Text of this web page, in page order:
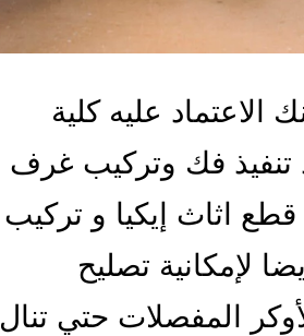
الاعتماد عليه كلية
تنفيذ فك وتركيب غرف
اثاث إيكيا و تركيب
لإمكانية تصليح
المفصلات حتي تنال